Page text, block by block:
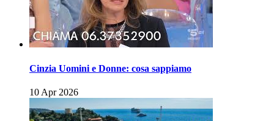
Cinzia Uomini e Donne: cosa sappiamo
10 Apr 2026